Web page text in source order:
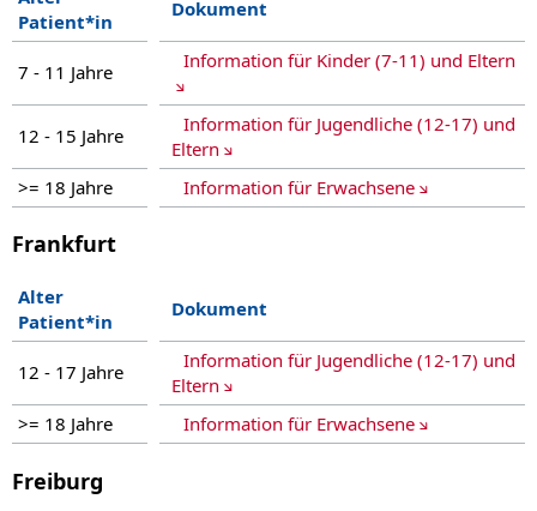
QoL
QoL
QoL
QoL
QoL
Investigator
Patient*in
Dokument
7 - 11 Jahre Information für Kinder (7-11) und Eltern
12 - 15 Jahre
Information für Jugendliche (12-17) und
Eltern
>= 18 Jahre
Information für Erwachsene
Frankfurt
Alter
Patient*in
Dokument
12 - 17 Jahre
Information für Jugendliche (12-17) und
Eltern
>= 18 Jahre
Information für Erwachsene
Freiburg